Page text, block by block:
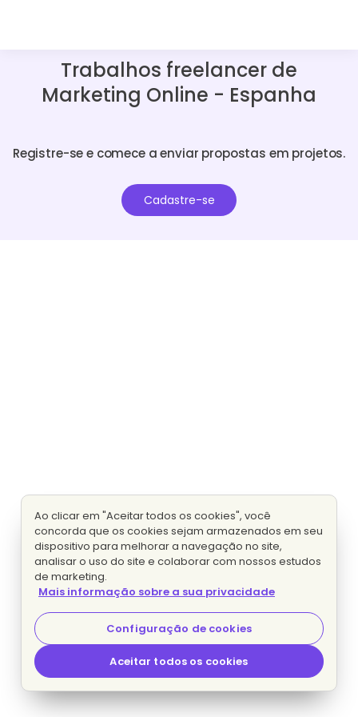
Trabalhos freelancer de
Marketing Online - Espanha
Registre-se e comece a enviar propostas em projetos.
Cadastre-se
Ao clicar em "Aceitar todos os cookies", você
concorda que os cookies sejam armazenados em seu
dispositivo para melhorar a navegação no site,
analisar o uso do site e colaborar com nossos estudos
de marketing.
Mais informação sobre a sua privacidade
Configuração de cookies
Aceitar todos os cookies